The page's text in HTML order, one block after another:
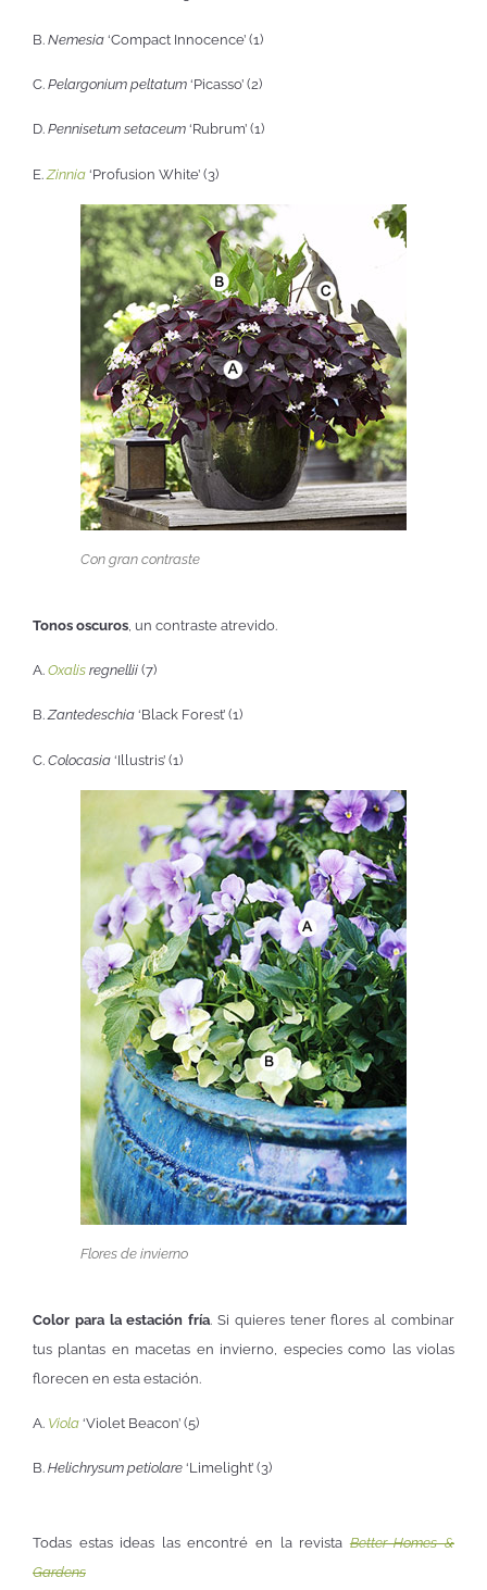
B. Nemesia ‘Compact Innocence’ (1)
C. Pelargonium peltatum ‘Picasso’ (2)
D. Pennisetum setaceum ‘Rubrum’ (1)
E. Zinnia ‘Profusion White’ (3)
Con gran contraste
Tonos oscuros , un contraste atrevido.
A. Oxalis regnellii (7)
B.Zantedeschia ‘Black Forest’ (1)
C. Colocasia ‘Illustris’ (1)
Flores de invierno
Color para la estación fría. Si quieres tener flores al combinar
tus plantas en macetas en invierno, especies como las violas
florecen en esta estación.
A. Viola ‘Violet Beacon’ (5)
B. Helichrysum petiolare ‘Limelight’ (3)
Todas estas ideas las encontré en la revistaBetter Homes &
Gardens